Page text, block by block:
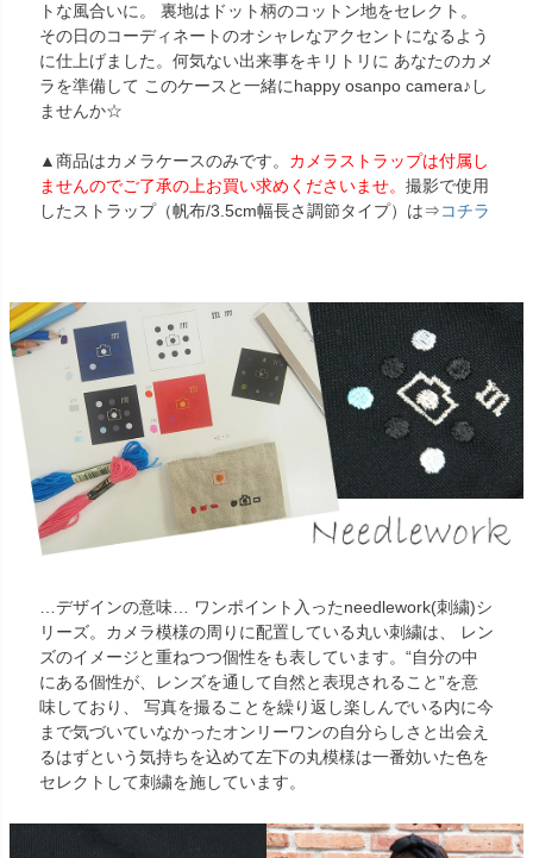
トな風合いに。 裏地はドット柄のコットン地をセレクト。
その日のコーディネートのオシャレなアクセントになるよう
に仕上げました。何気ない出来事をキリトリに あなたのカメ
ラを準備して このケースと一緒にhappy osanpo camera♪し
ませんか☆
▲商品はカメラケースのみです。 カメラストラップは付属し
ませんのでご了承の上お買い求めくださいませ。 撮影で使用
したストラップ（帆布/3.5cm幅長さ調節タイプ）は⇒コチラ
…デザインの意味… ワンポイント入ったneedlework(刺繍)シ
リーズ。カメラ模様の周りに配置している丸い刺繍は、 レン
ズのイメージと重ねつつ個性をも表しています。“自分の中
にある個性が、レンズを通して自然と表現されること”を意
味しており、 写真を撮ることを繰り返し楽しんでいる内に今
まで気づいていなかったオンリーワンの自分らしさと出会え
るはずという気持ちを込めて左下の丸模様は一番効いた色を
セレクトして刺繍を施しています。